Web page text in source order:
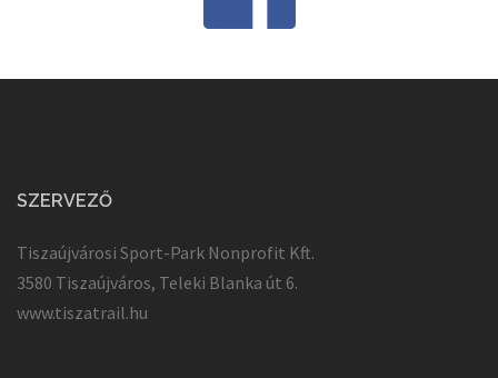
SZERVEZŐ
Tiszaújvárosi Sport-Park Nonprofit Kft.
3580 Tiszaújváros, Teleki Blanka út 6.
www.tiszatrail.hu